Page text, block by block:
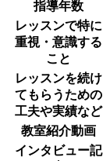
指導年数
レッスンで特に
重視・意識する
こと
レッスンを続け
てもらうための
工夫や実績など
教室紹介動画
インタビュー記